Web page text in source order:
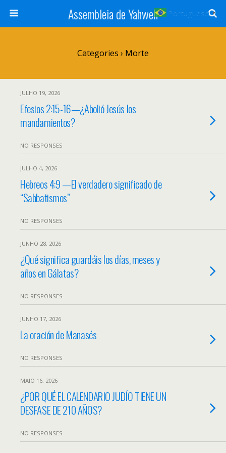
Assembleia de Yahweh
Categories › Morte
JULHO 19, 2026
Efesios 2:15-16—¿Abolió Jesús los
mandamientos?
NO RESPONSES
JULHO 4, 2026
Hebreos 4:9 —El verdadero significado de
“Sabbatismos”
NO RESPONSES
JUNHO 28, 2026
¿Qué significa guardáis los días, meses y
años en Gálatas?
NO RESPONSES
JUNHO 17, 2026
La oración de Manasés
NO RESPONSES
MAIO 16, 2026
¿POR QUÉ EL CALENDARIO JUDÍO TIENE UN
DESFASE DE 210 AÑOS?
NO RESPONSES
Portuguese ▼